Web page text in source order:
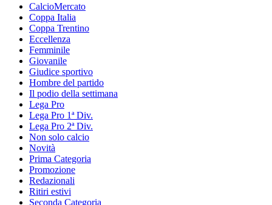
CalcioMercato
Coppa Italia
Coppa Trentino
Eccellenza
Femminile
Giovanile
Giudice sportivo
Hombre del partido
Il podio della settimana
Lega Pro
Lega Pro 1ª Div.
Lega Pro 2ª Div.
Non solo calcio
Novità
Prima Categoria
Promozione
Redazionali
Ritiri estivi
Seconda Categoria